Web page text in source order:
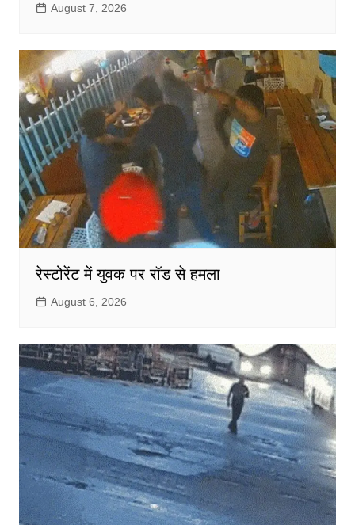
August 7, 2026
रेस्टोरेंट में युवक पर रॉड से हमला
August 6, 2026